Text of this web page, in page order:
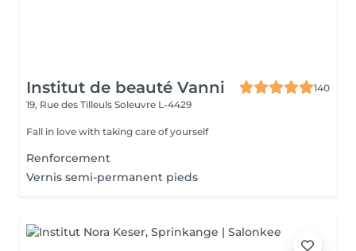
Institut de beauté Vanni
140
19, Rue des Tilleuls Soleuvre L-4429
Fall in love with taking care of yourself
Renforcement
Vernis semi-permanent pieds